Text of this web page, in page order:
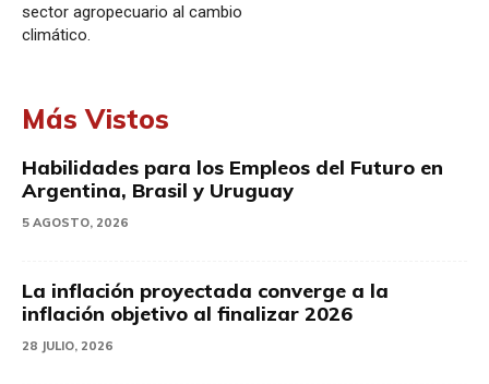
sector agropecuario al cambio
climático.
Más Vistos
Habilidades para los Empleos del Futuro en
Argentina, Brasil y Uruguay
5 AGOSTO, 2026
La inflación proyectada converge a la
inflación objetivo al finalizar 2026
28 JULIO, 2026